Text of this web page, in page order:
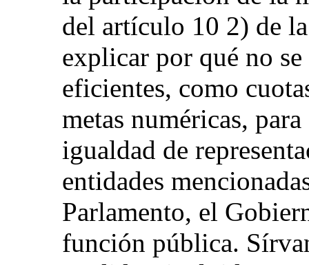
del artículo 10 2) de
explicar por qué no
eficientes, como
metas numéricas,
igualdad de
entidades
Parlamento, el
función pública.